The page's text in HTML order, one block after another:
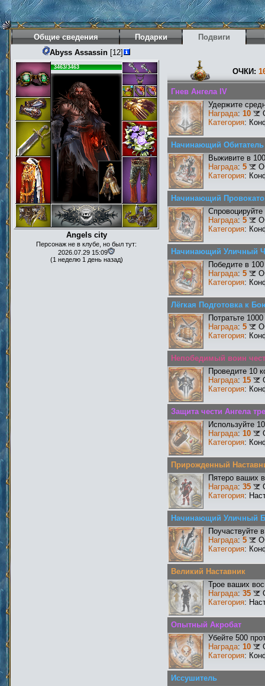
Общие сведения Подарки Подвиги
Abyss Assassin [12]
3463/3463
Angels city
Персонаж не в клубе, но был тут:
2026.07.29 15:09
(1 неделю 1 день назад)
ОЧКИ:
Гнев Ангела IV
Удержите
Награда: 10
Категория:
Начинающий
Выживите в
Награда: 5
Категория:
Начинающий
Награда: 5
Категория:
Начинающий Уличный
Победите в
Награда: 5
Категория:
Лёгкая Подготовка к
Потратьте
Награда: 5
Категория:
Непобедимый воин
Проведите 10
Награда: 15
Категория:
Защита чести Ангела
Используйте
Награда: 10
Категория:
Прирожденный
Пятеро ваших
Награда: 35
Категория:
Начинающий Уличный
Поучаствуйте
Награда: 5
Категория:
Великий Наставник
Трое ваших
Награда: 35
Категория:
Опытный Акробат
Убейте 500
Награда: 10
Категория:
Иссушитель